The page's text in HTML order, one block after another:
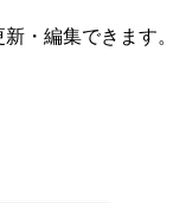
・編集できます。